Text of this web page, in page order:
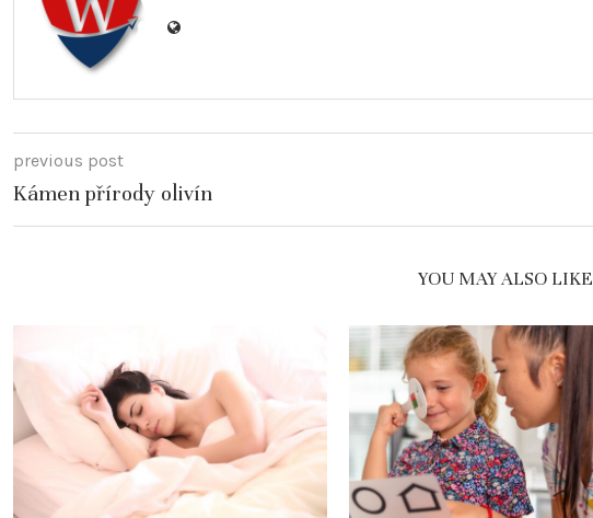
previous post
Kámen přírody olivín
YOU MAY ALSO LIKE